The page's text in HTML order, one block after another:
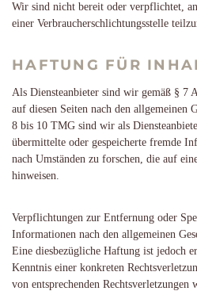
Wir sind nicht bereit oder verpflichtet,
einer Verbraucherschlichtungsstelle
HAFTUNG FÜR
Als Diensteanbieter sind wir gemäß § 7
auf diesen Seiten nach den allgemeinen
8 bis 10 TMG sind wir als
übermittelte oder gespeicherte fremde
nach Umständen zu forschen, die auf
hinweisen.
Verpflichtungen zur Entfernung oder
Informationen nach den allgemeinen
Eine diesbezügliche Haftung ist jedoch
Kenntnis einer konkreten
von entsprechenden Rechtsverletzungen